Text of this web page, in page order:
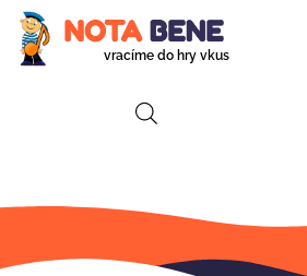
vracíme do hry vkus